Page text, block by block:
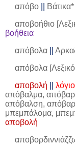
απόβο|| Βάτικα*
αποβοήθιο
βοήθεια
απόβολα||
απόβολα
αποβολή
λόγιο
απόβαλμα,
απόβαλση,
μπεμπάλομα,
αποβολή